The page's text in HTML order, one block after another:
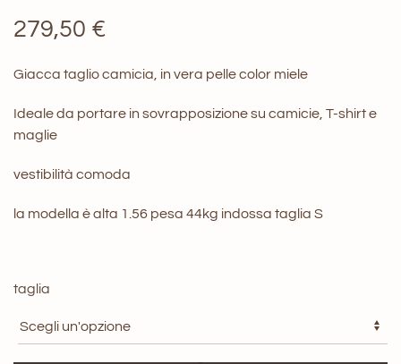
279,50 €
Giacca taglio camicia, in vera pelle color miele
Ideale da portare in sovrapposizione su camicie, T-shirt e
maglie
vestibilità comoda
la modella è alta 1.56 pesa 44kg indossa taglia S
taglia